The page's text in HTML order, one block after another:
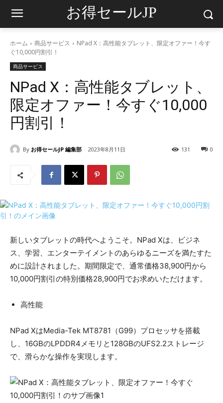
お得セールJP
ホーム 商品サービス
NPad X：高性能タブレット、限定オファー！今す
ぐ10,000円割引！
商品サービス
NPad X：高性能タブレット、
限定オファー！今すぐ10,000
円割引！
By お得セールJP 編集部 2023年8月11日 0
131
新しいタブレットの時代へようこそ。NPad Xは、ビジネ
ス、学習、エンターテイメントのあらゆるニーズを満たすた
めに設計されました。期間限定で、通常価格38,900円から
10,000円割引の特別価格28,900円でお求めいただけます。
高性能
NPad XはMedia-Tek MT8781（G99）プロセッサを搭載
し、16GBのLPDDR4メモリと128GBのUFS2.2ストレージ
で、滑らかな操作を実現します。